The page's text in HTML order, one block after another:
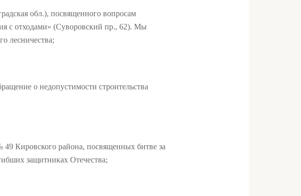
обл.), посвященного вопросам
с отходами» (Суворовский пр., 62). Мы
лесничества;
о недопустимости строительства
Кировского района, посвященных битве за
защитниках Отечества;